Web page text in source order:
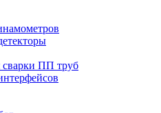
сварки ПП труб